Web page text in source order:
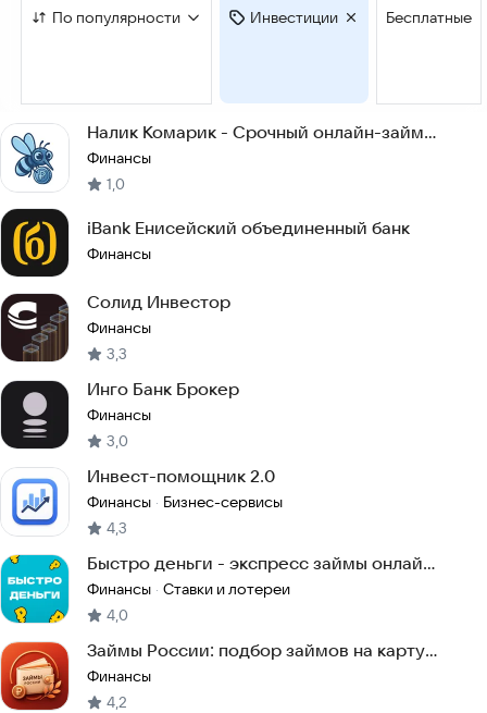
По популярности Инвестиции Бесплатные
Налик Комарик - Срочный онлайн-займ
на карту
Финансы
1,0
iBank Енисейский объединенный банк
Финансы
Солид Инвестор
Финансы
3,3
Инго Банк Брокер
Финансы
3,0
Инвест-помощник 2.0
Финансы · Бизнес-сервисы
4,3
Быстро деньги - экспресс займы онлайн
срочно
Финансы · Ставки и лотереи
4,0
Займы России: подбор займов на карту
онлайн
Финансы
4,2